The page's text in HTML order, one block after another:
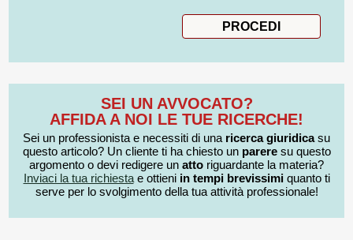
SEI UN AVVOCATO?
AFFIDA A NOI LE TUE RICERCHE!
Sei un professionista e necessiti di una ricerca giuridicasu
questo articolo? Un cliente ti ha chiesto un pareresu questo
argomento o devi redigere un atto riguardante la materia?
Inviaci la tua richiestae ottieni in tempi brevissimiquanto ti
serve per lo svolgimento della tua attività professionale!